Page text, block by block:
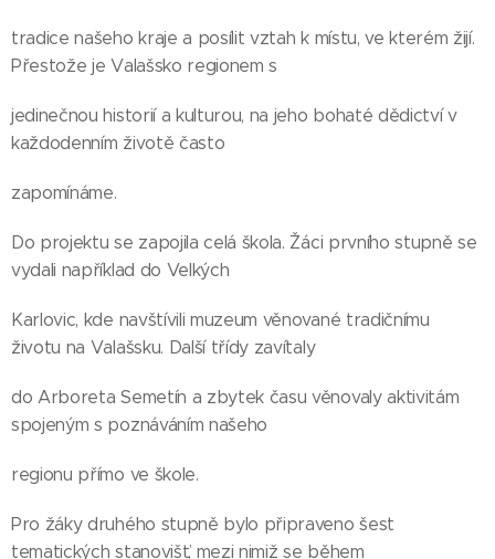
tradice našeho kraje a posílit vztah k místu, ve kterém žijí.
Přestože je Valašsko regionem s
jedinečnou historií a kulturou, na jeho bohaté dědictví v
každodenním životě často
zapomínáme.
Do projektu se zapojila celá škola. Žáci prvního stupně se
vydali například do Velkých
Karlovic, kde navštívili muzeum věnované tradičnímu
životu na Valašsku. Další třídy zavítaly
do Arboreta Semetín a zbytek času věnovaly aktivitám
spojeným s poznáváním našeho
regionu přímo ve škole.
Pro žáky druhého stupně bylo připraveno šest
tematických stanovišť, mezi nimiž se během